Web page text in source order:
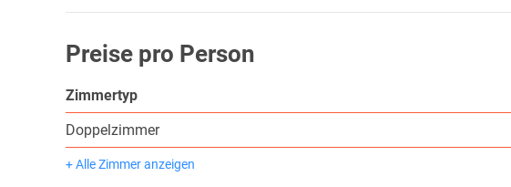
Preise pro Person
Zimmertyp
Doppelzimmer
+ Alle Zimmer anzeigen